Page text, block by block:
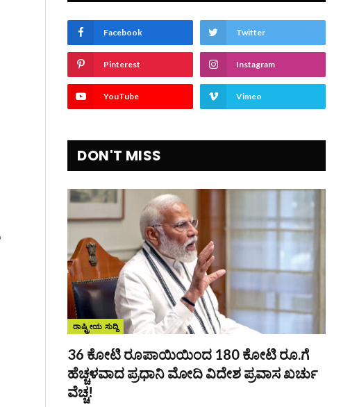
Facebook Twitter
Pinterest Instagram
YouTube Vimeo
DON'T MISS
ರಾಷ್ಟ್ರೀಯ ಸುದ್ದಿ
36 ಕೋಟಿ ರೂಪಾಯಿಯಿಂದ 180 ಕೋಟಿ ರೂ.ಗೆ
ಹೆಚ್ಚಳವಾದ ಪ್ರಧಾನಿ ಮೋದಿ ವಿದೇಶ ಪ್ರವಾಸ ಖರ್ಚು
ವೆಚ್ಚ!